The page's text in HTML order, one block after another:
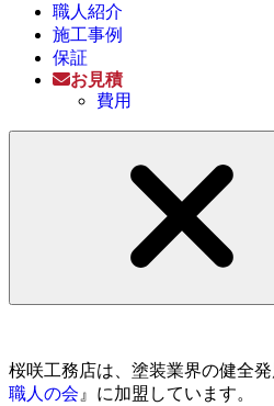
職人紹介
施工事例
保証
お見積
費用
桜咲工務店は、塗装業界の健全
職人の会 』に加盟しています。